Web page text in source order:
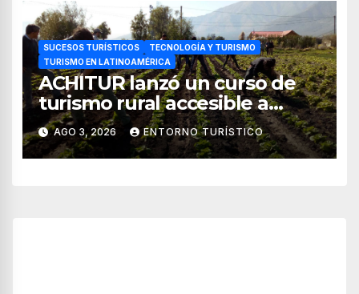
SUCESOS TURÍSTICOS
TECNOLOGÍA Y TURISMO
TURISMO EN LATINOAMÉRICA
ACHITUR lanzó un curso de
turismo rural accesible a
través de WhatsApp
AGO 3, 2026 ENTORNO TURÍSTICO